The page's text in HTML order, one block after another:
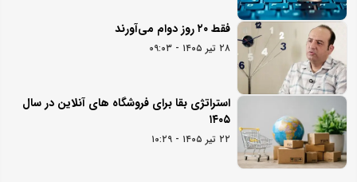
فقط ۲۰ روز دوام می‌آورند
۲۸ تیر ۱۴۰۵ - ۰۹:۰۳
استراتژی بقا برای فروشگاه های آنلاین در سال
۱۴۰۵
۲۲ تیر ۱۴۰۵ - ۱۰:۲۹